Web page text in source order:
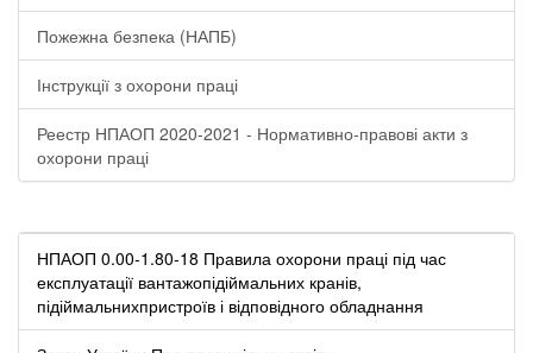
Пожежна безпека (НАПБ)
Інструкції з охорони праці
Реестр НПАОП 2020-2021 - Нормативно-правові акти з
охорони праці
НПАОП 0.00-1.80-18 Правила охорони праці під час
експлуатації вантажопідіймальних кранів,
підіймальнихпристроїв і відповідного обладнання